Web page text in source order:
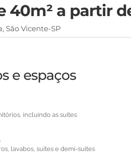
40m² a partir
São Vicente-SP
e espaços
incluindo as suítes
lavabos, suítes e demi-suítes